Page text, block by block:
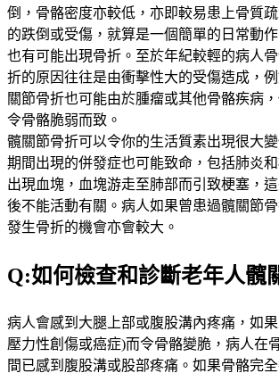
倒，骨骼密度亦較低，亦即較易患上骨質
的跌倒或受傷，就算是一個簡單的日常動
也有可能出現骨折。至於年紀較輕的病人
折的原因往往是由衝擊性大的受傷造成，
關節骨折也可能由於腫瘤或其他骨骼疾病
令骨骼脆弱而致。
髖關節骨折可以令你的生活質素出現很大
期間出現的併發症也可能致命，包括肺炎
出現血塊，血塊游走至肺部而引致梗塞，
後不能活動有關。病人如果曾患過髖關節
發生骨折的機會亦會較大。
Q:如何檢查和診斷老年人髖
病人會感到大腿上部或腹股溝內疼痛，如
壓力性創傷或癌症)而令骨骼變脆，病人在
間已感到腹股溝或股部疼痛。如果骨骼完